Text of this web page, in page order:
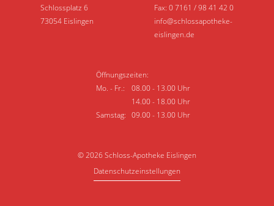
Schlossplatz 6
73054 Eislingen
Fax: 0 7161 / 98 41 42 0
info@schlossapotheke-
eislingen.de
Öffnungszeiten:
Mo. - Fr.:
08.00 - 13.00 Uhr
14.00 - 18.00 Uhr
Samstag: 09.00 - 13.00 Uhr
© 2026 Schloss-Apotheke Eislingen
Datenschutzeinstellungen